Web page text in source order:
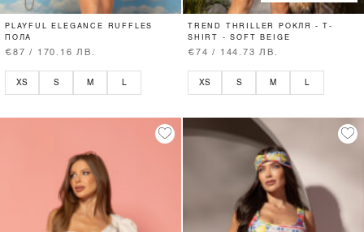
PLAYFUL ELEGANCE RUFFLES
ПОЛА
€87 / 170.16 ЛВ.
XS S M
TREND THRILLER РОКЛЯ - T-
SHIRT - SOFT BEIGE
€74 / 144.73 ЛВ.
XS S M